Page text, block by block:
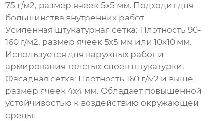
75 г/м2, размер ячеек 5x5 мм. Подходит для
большинства внутренних работ.
Усиленная штукатурная сетка: Плотность 90-
160 г/м2, размер ячеек 5x5 мм или 10x10 мм.
Используется для наружных работ и
армирования толстых слоев штукатурки.
Фасадная сетка: Плотность 160 г/м2 и выше,
размер ячеек 4x4 мм. Обладает повышенной
устойчивостью к воздействию окружающей
среды.